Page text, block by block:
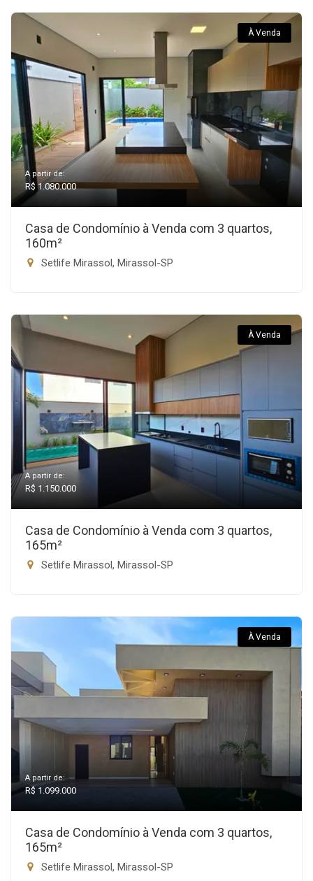
À Venda
A partir de:
R$ 1.080.000
Casa de Condomínio à Venda com 3 quartos,
160m²
Setlife Mirassol, Mirassol-SP
À Venda
A partir de:
R$ 1.150.000
Casa de Condomínio à Venda com 3 quartos,
165m²
Setlife Mirassol, Mirassol-SP
À Venda
A partir de:
R$ 1.099.000
Casa de Condomínio à Venda com 3 quartos,
165m²
Setlife Mirassol, Mirassol-SP